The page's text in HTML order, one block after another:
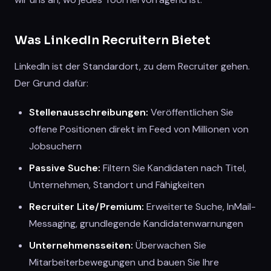
Was LinkedIn Recruitern Bietet
LinkedIn ist der Standardort, zu dem Recruiter gehen.
Der Grund dafür:
Stellenausschreibungen: Veröffentlichen Sie
offene Positionen direkt im Feed von Millionen von
Jobsuchern
Passive Suche: Filtern Sie Kandidaten nach Titel,
Unternehmen, Standort und Fähigkeiten
Recruiter Lite/Premium: Erweiterte Suche, InMail-
Messaging, grundlegende Kandidatenwarnungen
Unternehmensseiten: Überwachen Sie
Mitarbeiterbewegungen und bauen Sie Ihre